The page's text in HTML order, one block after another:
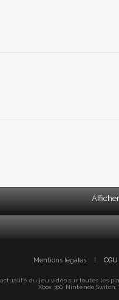
Mentions légales CGU
du jeu vidéo sur toutes les
Xbox 360, Nintendo Switch,